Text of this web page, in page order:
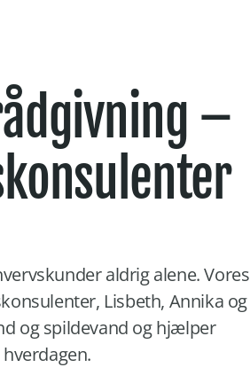
–
aldrig alene. Vores
Lisbeth, Annika og
og spildevand og hjælper